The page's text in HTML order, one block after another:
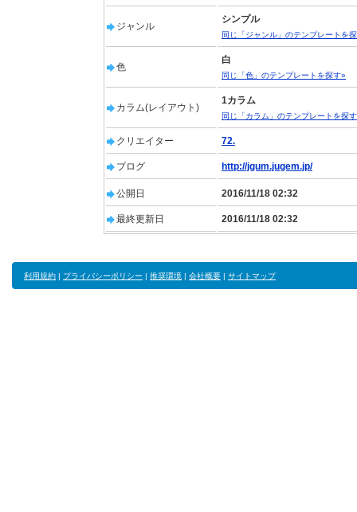
ジャンル
シンプル
同じ「ジャンル」のテンプレートを
色
白
同じ「色」のテンプレートを探す»
カラム(レイアウト)
1カラム
同じ「カラム」のテンプレートを探
クリエイター 72.
ブログ http://jgum.jugem.jp/
公開日 2016/11/18 02:32
最終更新日 2016/11/18 02:32
利用規約 | プライバシーポリシー | 推奨環境 | 会社概要 | サイトマップ